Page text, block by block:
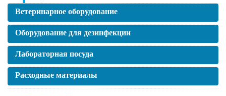
Ветеринарное оборудование
Оборудование для дезинфекции
Лабораторная посуда
Расходные материалы